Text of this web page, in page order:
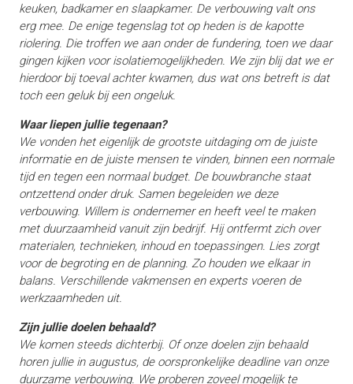
keuken, badkamer en slaapkamer. De verbouwing valt ons
erg mee. De enige tegenslag tot op heden is de kapotte
riolering. Die troffen we aan onder de fundering, toen we daar
gingen kijken voor isolatiemogelijkheden. We zijn blij dat we er
hierdoor bij toeval achter kwamen, dus wat ons betreft is dat
toch een geluk bij een ongeluk.
Waar liepen jullie tegenaan?
We vonden het eigenlijk de grootste uitdaging om de juiste
informatie en de juiste mensen te vinden, binnen een normale
tijd en tegen een normaal budget. De bouwbranche staat
ontzettend onder druk. Samen begeleiden we deze
verbouwing. Willem is ondernemer en heeft veel te maken
met duurzaamheid vanuit zijn bedrijf. Hij ontfermt zich over
materialen, technieken, inhoud en toepassingen. Lies zorgt
voor de begroting en de planning. Zo houden we elkaar in
balans. Verschillende vakmensen en experts voeren de
werkzaamheden uit.
Zijn jullie doelen behaald?
We komen steeds dichterbij. Of onze doelen zijn behaald
horen jullie in augustus, de oorspronkelijke deadline van onze
duurzame verbouwing. We proberen zoveel mogelijk te